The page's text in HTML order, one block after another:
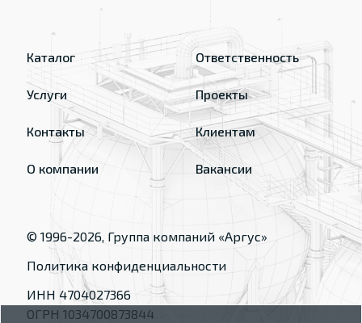
Каталог
Услуги
Контакты
О компании
Ответственность
Проекты
Клиентам
Вакансии
© 1996-2026, Группа компаний «Аргус»
Политика конфиденциальности
ИНН 4704027366
ОГРН 1034700873844